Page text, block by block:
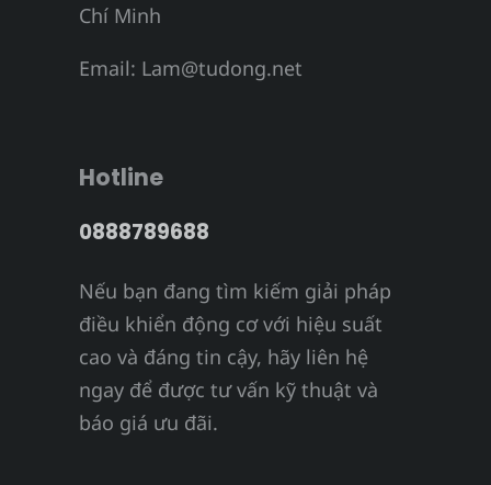
Chí Minh
Email: Lam@tudong.net
Hotline
0888789688
Nếu bạn đang tìm kiếm giải pháp
điều khiển động cơ với hiệu suất
cao và đáng tin cậy, hãy liên hệ
ngay để được tư vấn kỹ thuật và
báo giá ưu đãi.